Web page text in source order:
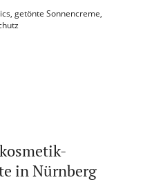
, getönte Sonnencreme,
in Nürnberg